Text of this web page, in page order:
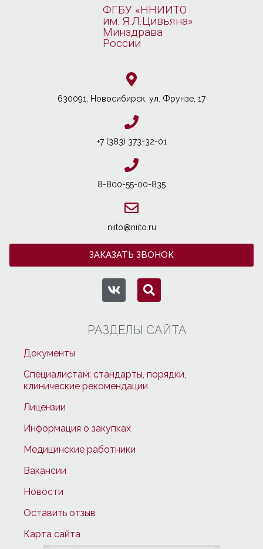
ФГБУ «ННИИТО
им. Я.Л.Цивьяна»
Минздрава
России
630091, Новосибирcк, ул. Фрунзе, 17
+7 (383) 373-32-01
8-800-55-00-835
niito@niito.ru
ЗАКАЗАТЬ ЗВОНОК
РАЗДЕЛЫ САЙТА
Документы
Специалистам: стандарты, порядки,
клинические рекомендации
Лицензии
Информация о закупках
Медицинские работники
Вакансии
Новости
Оставить отзыв
Карта сайта